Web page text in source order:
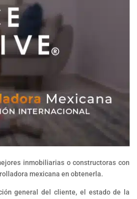
inmobiliarias o constructoras con
mexicana en obtenerla.
general del cliente, el estado de la